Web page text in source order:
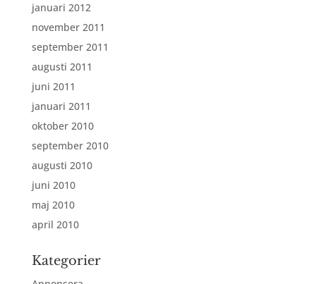
januari 2012
november 2011
september 2011
augusti 2011
juni 2011
januari 2011
oktober 2010
september 2010
augusti 2010
juni 2010
maj 2010
april 2010
Kategorier